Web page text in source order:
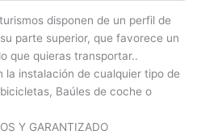
disponen de un perfil de
parte superior, que favorece un
que quieras transportar..
la instalación de cualquier tipo de
Baúles de coche o
Y GARANTIZADO